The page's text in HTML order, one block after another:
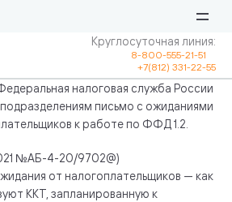
Круглосуточная линия:
8-800-555-21-51
+7(812) 331-22-55
налоговая служба России
письмо с ожиданиями
к работе по ФФД 1.2.
№АБ-4-20/9702@)
от налогоплательщиков — как
ККТ, запланированную к